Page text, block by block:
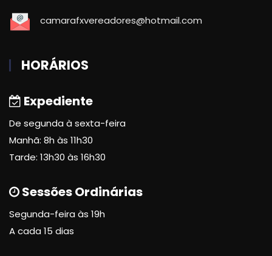
camarafxvereadores@hotmail.com
HORÁRIOS
Expediente
De segunda à sexta-feira
Manhã: 8h às 11h30
Tarde: 13h30 às 16h30
Sessões Ordinárias
Segunda-feira às 19h
A cada 15 dias